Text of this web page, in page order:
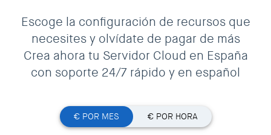
Escoge la configuración de recursos que
necesites y olvídate de pagar de más
Crea ahora tu Servidor Cloud en España
con soporte 24/7 rápido y en español
€ POR MES € POR HORA